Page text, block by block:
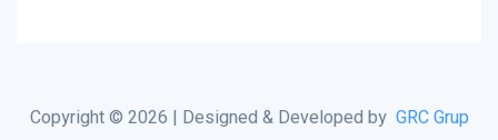
Copyright © 2026 | Designed & Developed by GRC Grup